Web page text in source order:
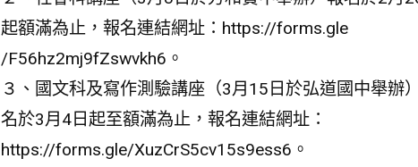
起額滿為止，報名連結網址：https://forms.gle
/F56hz2mj9fZswvkh6。
３、國文科及寫作測驗講座（3月15日於弘道國中舉辦
名於3月4日起至額滿為止，報名連結網址：
https://forms.gle/XuzCrS5cv15s9ess6。